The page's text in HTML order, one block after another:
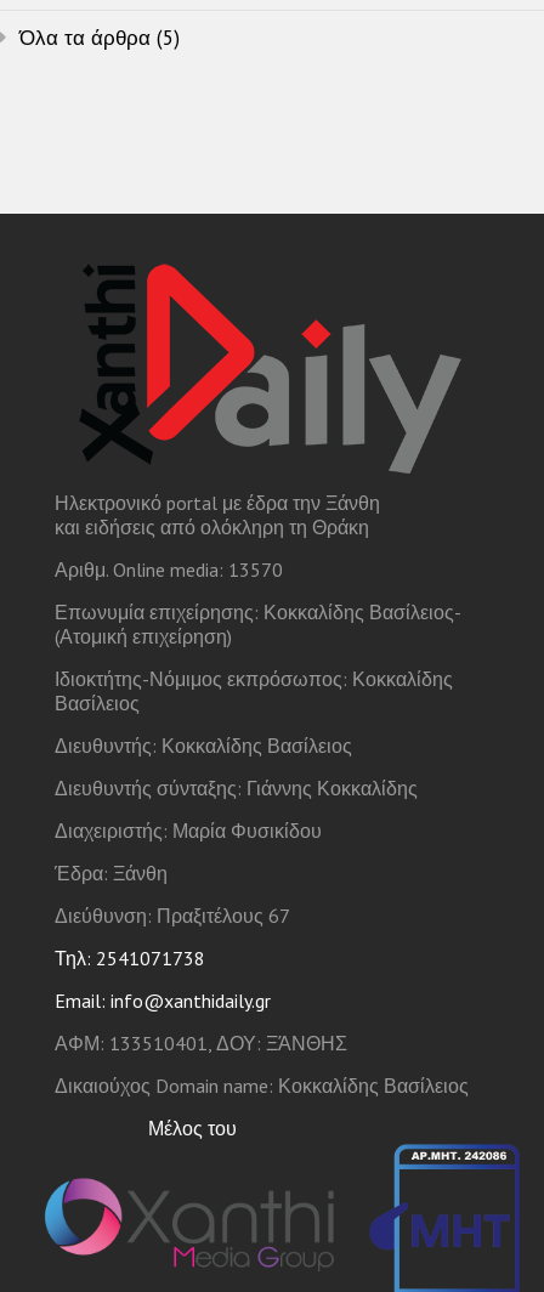
Όλα τα άρθρα (5)
Ηλεκτρονικό portal με έδρα την Ξάνθη
και ειδήσεις από ολόκληρη τη Θράκη
Αριθμ. Online media: 13570
Επωνυμία επιχείρησης: Κοκκαλίδης Βασίλειος-
(Ατομική επιχείρηση)
Ιδιοκτήτης-Νόμιμος εκπρόσωπος: Κοκκαλίδης
Βασίλειος
Διευθυντής: Κοκκαλίδης Βασίλειος
Διευθυντής σύνταξης: Γιάννης Κοκκαλίδης
Διαχειριστής: Μαρία Φυσικίδου
Έδρα: Ξάνθη
Διεύθυνση: Πραξιτέλους 67
Τηλ: 2541071738
Email: info@xanthidaily.gr
ΑΦΜ: 133510401, ΔΟΥ: ΞΆΝΘΗΣ
Δικαιούχος Domain name: Κοκκαλίδης Βασίλειος
Μέλος του